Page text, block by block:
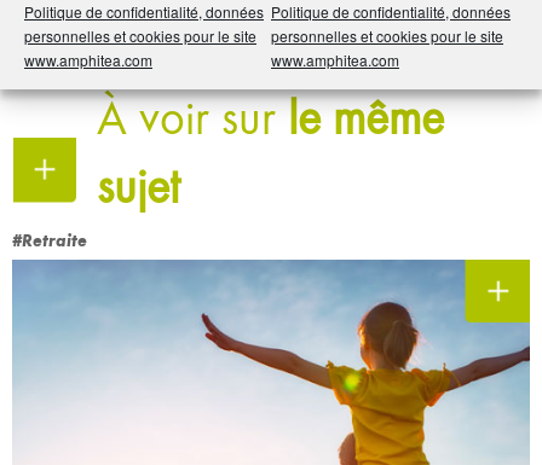
Politique de confidentialité, données
personnelles et cookies pour le site
www.amphitea.com
Politique de confidentialité, données
personnelles et cookies pour le site
www.amphitea.com
À voir surle même
sujet
#Retraite